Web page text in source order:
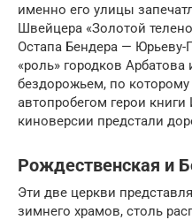
именно его улицы
Швейцера «Золотой
Остапа Бендера —
«роль» городков
бездорожьем, по
автопробегом герои
киноверсии предстали
Рождественская и
Эти две церкви
зимнего храмов, столь